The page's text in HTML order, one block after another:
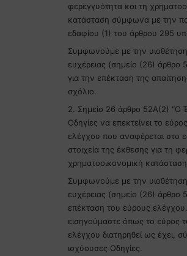
φερεγγυότητα και τη
κατάσταση σύμφωνα με την
εδαφίου (1) του άρθρου 295
Συμφωνούμε με την υιοθέτηση
ευχέρειας (σημείο (26) άρθρο
για την επέκταση της
σχόλιο.
2. Σημείο 26 άρθρο 52A(2) “Ο
Οδηγίες να επεκτείνει το
ελέγχου που αναφέρεται στο
στοιχεία της έκθεσης για τη
χρηματοοικονομική
Συμφωνούμε με την υιοθέτηση
ευχέρειας (σημείο (26) άρθρο
επέκταση του εύρους
εισηγούμαστε όπως το εύρος
ελέγχου διατηρηθεί ως έχει,
ισχύουσες Οδηγίες.